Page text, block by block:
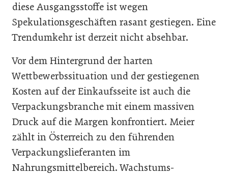
diese Ausgangsstoffe ist wegen
Spekulationsgeschäften rasant gestiegen. Eine
Trendumkehr ist derzeit nicht absehbar.
Vor dem Hintergrund der harten
Wettbewerbssituation und der gestiegenen
Kosten auf der Einkaufsseite ist auch die
Verpackungsbranche mit einem massiven
Druck auf die Margen konfrontiert. Meier
zählt in Österreich zu den führenden
Verpackungslieferanten im
Nahrungsmittelbereich. Wachstums-